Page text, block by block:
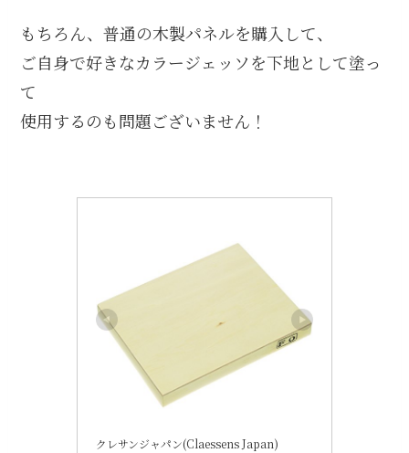
もちろん、普通の木製パネルを購入して、
ご自身で好きなカラージェッソを下地として塗っ
て
使用するのも問題ございません！
クレサンジャパン(Claessens Japan)